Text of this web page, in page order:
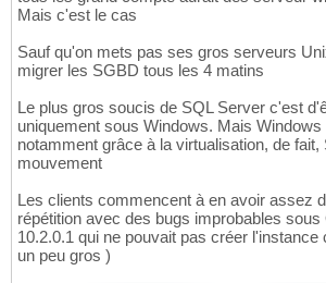
Mais c'est le cas
Sauf qu'on mets pas ses gros serveurs
migrer les SGBD tous les 4 matins
Le plus gros soucis de SQL Server c'est
uniquement sous Windows. Mais Windows
notamment grâce à la virtualisation, de
mouvement
Les clients commencent à en avoir assez
répétition avec des bugs improbables
10.2.0.1 qui ne pouvait pas créer
un peu gros )